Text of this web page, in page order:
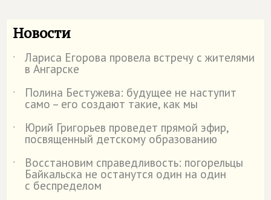
Новости
˙ Лариса Егорова провела встречу с жителями
в Ангарске
˙
Полина Бестужева: будущее не наступит
само – его создают такие, как мы
˙
Юрий Григорьев проведет прямой эфир,
посвященный детскому образованию
˙
Восстановим справедливость: погорельцы
Байкальска не останутся один на один
с беспределом